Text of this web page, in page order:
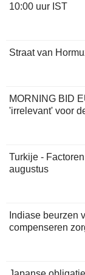
10:00 uur IST
Straat van
MORNING BID
'irrelevant' voor
Turkije -
augustus
Indiase beurzen
compenseren